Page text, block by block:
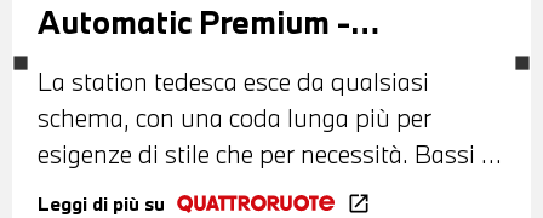
Automatic Premium -
Mercedes-Benz CLA Shooting
Brake
La station tedesca esce da qualsiasi
schema, con una coda lunga più per
esigenze di stile che per necessità. Bassi i
consumi
Leggi di più su open_in_new